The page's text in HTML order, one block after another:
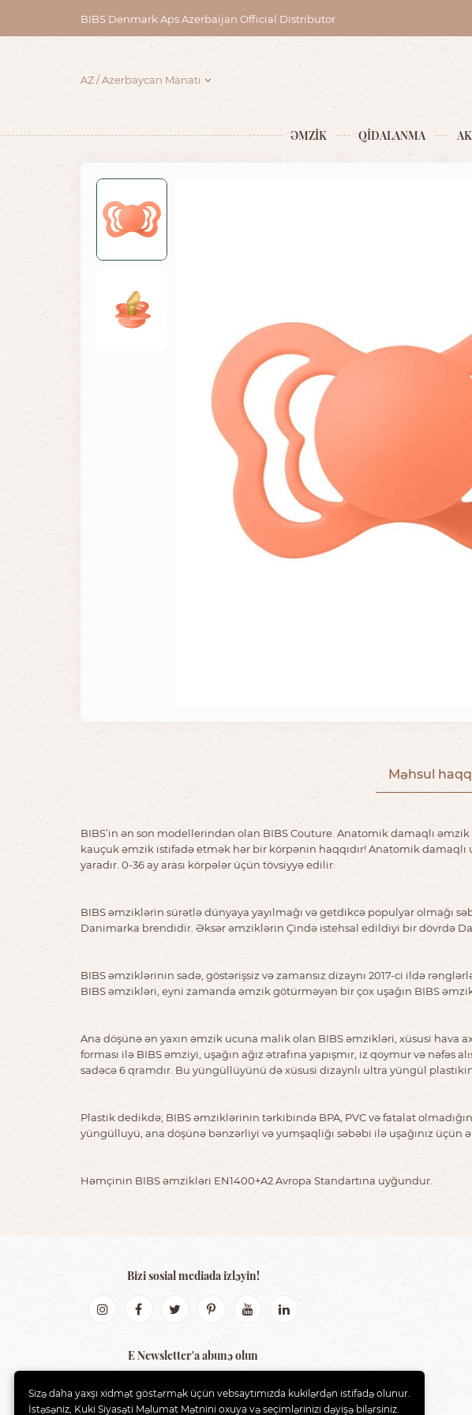
BIBS Denmark Aps Azerbaijan Official Distributor
AZ Azerbaycan Manatı
ƏMZİK QİDALANMA
Məhsul
BIBS’in ən son modellerindən olan BIBS Couture. Anatomik damaqlı
kauçuk əmzik istifadə etmək hər bir körpənin haqqıdır! Anatomik
yaradır. 0-36 ay arası körpələr üçün tövsiyyə edilir.
BIBS əmziklərin sürətlə dünyaya yayılmağı və getdikcə populyar olmağı
Danimarka brendidir. Əksər əmziklərin Çində istehsal edildiyi bir dövrdə
BIBS əmziklərinin sadə, göstərişsiz və zamansız dizaynı 2017-ci ildə
BIBS əmzikləri, eyni zamanda əmzik götürməyən bir çox uşağın BIBS
Ana döşünə ən yaxın əmzik ucuna malik olan BIBS əmzikləri, xüsusi hava
forması ilə BIBS əmziyi, uşağın ağız ətrafına yapışmır, iz qoymur və
sadəcə 6 qramdır. Bu yüngüllüyünü də xüsusi dizaynlı ultra yüngül
Plastik dedikdə; BIBS əmziklərinin tərkibində BPA, PVC və fatalat
yüngülluyü, ana döşünə bənzərliyi və yumşaqliğı səbəbi ilə uşağınız üçün
Həmçinin BIBS əmzikləri EN1400+A2 Avropa Standartına uyğundur.
Bizi sosial mediada izləyin!
E Newsletter'a abunə olun
GÖNDƏR
Sizə daha yaxşı xidmət göstərmək üçün vebsaytımızda kukilərdən istifadə olunur.
İstəsəniz, Kuki Siyasəti Məlumat Mətnini oxuya və seçimlərinizi dəyişə bilərsiniz.